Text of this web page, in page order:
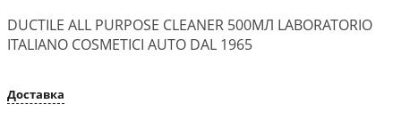
DUCTILE ALL PURPOSE CLEANER 500МЛ LABORATORIO
ITALIANO COSMETICI AUTO DAL 1965
Доставка